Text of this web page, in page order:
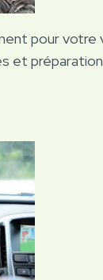
pour votre
et